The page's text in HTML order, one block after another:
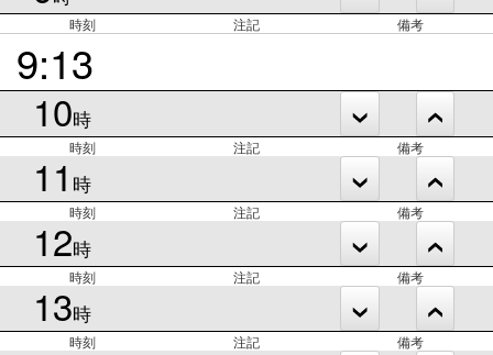
時刻 注記 備考
9:13
10時
時刻 注記 備考
11 時
時刻 注記 備考
12時
時刻 注記 備考
13時
時刻 注記 備考